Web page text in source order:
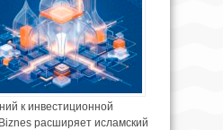
к инвестиционной
расширяет исламский